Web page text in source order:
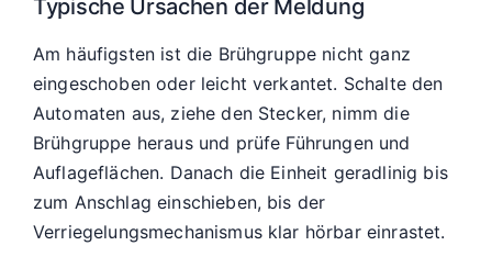
Typische Ursachen der Meldung
Am häufigsten ist die Brühgruppe nicht ganz
eingeschoben oder leicht verkantet. Schalte den
Automaten aus, ziehe den Stecker, nimm die
Brühgruppe heraus und prüfe Führungen und
Auflageflächen. Danach die Einheit geradlinig bis
zum Anschlag einschieben, bis der
Verriegelungsmechanismus klar hörbar einrastet.